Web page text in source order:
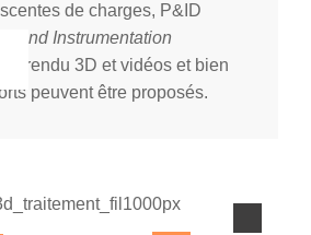
de charges, P&ID
and Instrumentation
rendu 3D et vidéos et bien
peuvent être proposés.